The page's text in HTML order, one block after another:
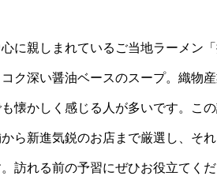
に親しまれているご当地ラーメン
ク深い醤油ベースのスープ。織物
懐かしく感じる人が多いです。こ
ら新進気鋭のお店まで厳選し、そ
訪れる前の予習にぜひお役立てくだ